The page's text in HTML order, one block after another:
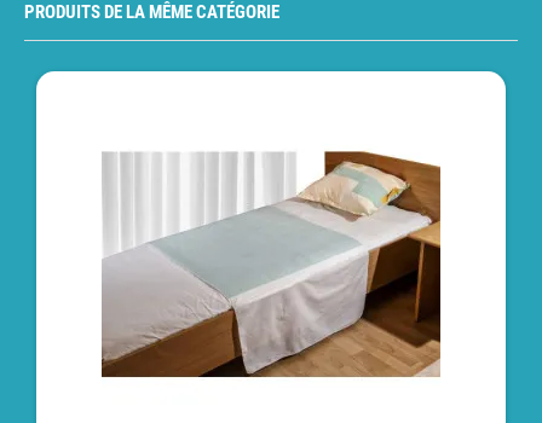
PRODUITS DE LA MÊME CATÉGORIE